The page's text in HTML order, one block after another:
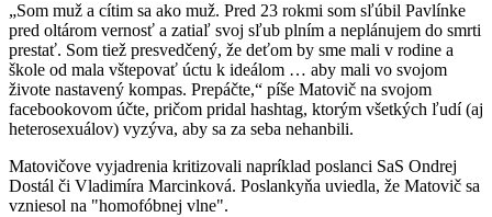
„Som muž a cítim sa ako muž. Pred 23 rokmi som sľúbil Pavlínke
pred oltárom vernosť a zatiaľ svoj sľub plním a neplánujem do smrti
prestať. Som tiež presvedčený, že deťom by sme mali v rodine a
škole od mala vštepovať úctu k ideálom … aby mali vo svojom
živote nastavený kompas. Prepáčte,“ píše Matovič na svojom
facebookovom účte, pričom pridal hashtag, ktorým všetkých ľudí (aj
heterosexuálov) vyzýva, aby sa za seba nehanbili.
Matovičove vyjadrenia kritizovali napríklad poslanci SaS Ondrej
Dostál či Vladimíra Marcinková. Poslankyňa uviedla, že Matovič sa
vzniesol na "homofóbnej vlne".